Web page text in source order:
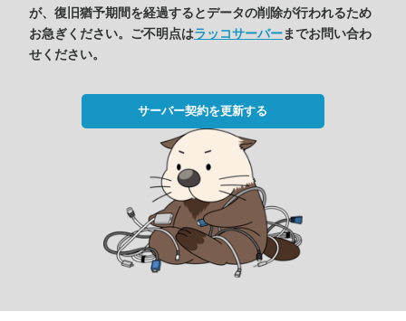
が、復旧猶予期間を経過するとデータの削除が行われるため
お急ぎください。ご不明点はラッコサーバーまでお問い合わ
せください。
サーバー契約を更新する